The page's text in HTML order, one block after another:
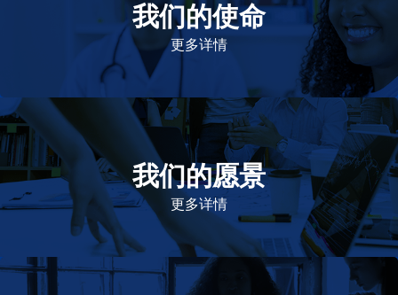
我们的使命
更多详情
致力于提高患者的生命健康和质量
我们的愿景
更多详情
作为一个负责任的企业公民，在全球提供优质和患者可
及的药物，传递我们的价值。